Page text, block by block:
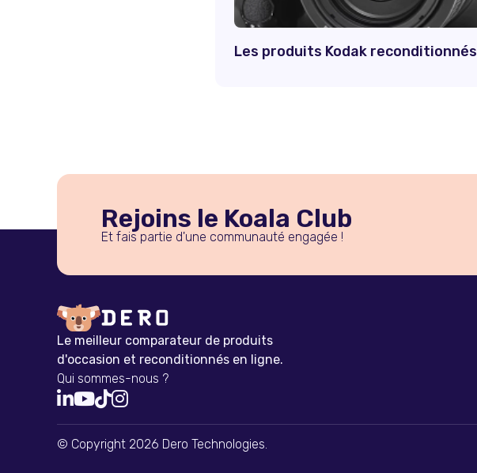
Les produits Kodak reconditionnés
Rejoins le Koala Club
Et fais partie d'une communauté engagée !
Le meilleur comparateur de produits
d'occasion et reconditionnés en ligne.
Qui sommes-nous ?

© Copyright 2026 Dero Technologies.